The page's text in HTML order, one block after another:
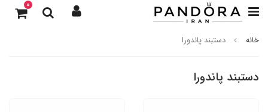
0
خانه دستبند پاندورا
دستبند پاندورا